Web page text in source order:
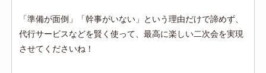
「準備が面倒」「幹事がいない」という理由だけで諦めず、
代行サービスなどを賢く使って、最高に楽しい二次会を実現
させてくださいね！